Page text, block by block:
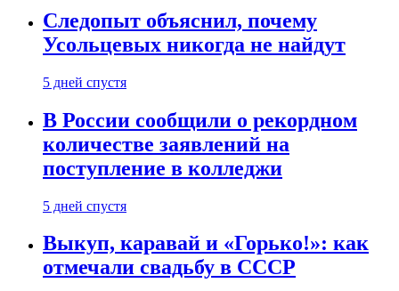
Следопыт объяснил, почему
Усольцевых никогда не найдут
5 дней спустя
В России сообщили о рекордном
количестве заявлений на
поступление в колледжи
5 дней спустя
Выкуп, каравай и «Горько!»: как
отмечали свадьбу в СССР